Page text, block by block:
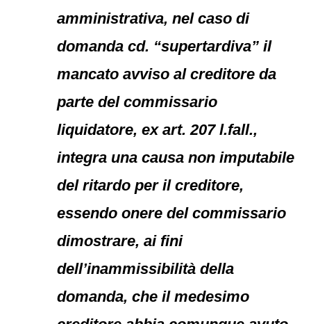
amministrativa, nel caso di
domanda cd. “supertardiva” il
mancato avviso al creditore da
parte del commissario
liquidatore, ex art. 207 l.fall.,
integra una causa non imputabile
del ritardo per il creditore,
essendo onere del commissario
dimostrare, ai fini
dell’inammissibilità della
domanda, che il medesimo